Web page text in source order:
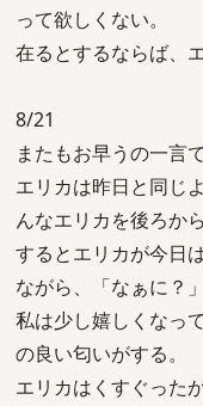
って欲しくない。
在るとするならば、
8/21
またもお早うの一言
エリカは昨日と同じ
んなエリカを後ろか
するとエリカが今日
ながら、「なぁに？
私は少し嬉しくなっ
の良い匂いがする。
エリカはくすぐった